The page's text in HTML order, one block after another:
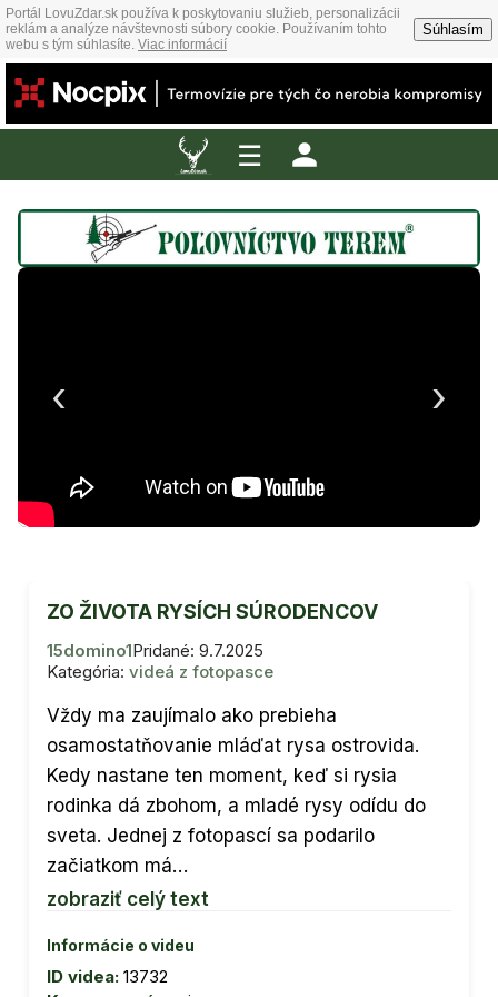
Portál LovuZdar.sk používa k poskytovaniu služieb, personalizácii
reklám a analýze návštevnosti súbory cookie. Používaním tohto
webu s tým súhlasíte. Viac informácií
Súhlasím
☰
‹ ›
ZO ŽIVOTA RYSÍCH SÚRODENCOV
15domino1Pridané: 9.7.2025
Kategória: videá z fotopasce
Vždy ma zaujímalo ako prebieha
osamostatňovanie mláďat rysa ostrovida.
Kedy nastane ten moment, keď si rysia
rodinka dá zbohom, a mladé rysy odídu do
sveta. Jednej z fotopascí sa podarilo
začiatkom má…
zobraziť celý text
Informácie o videu
ID videa: 13732